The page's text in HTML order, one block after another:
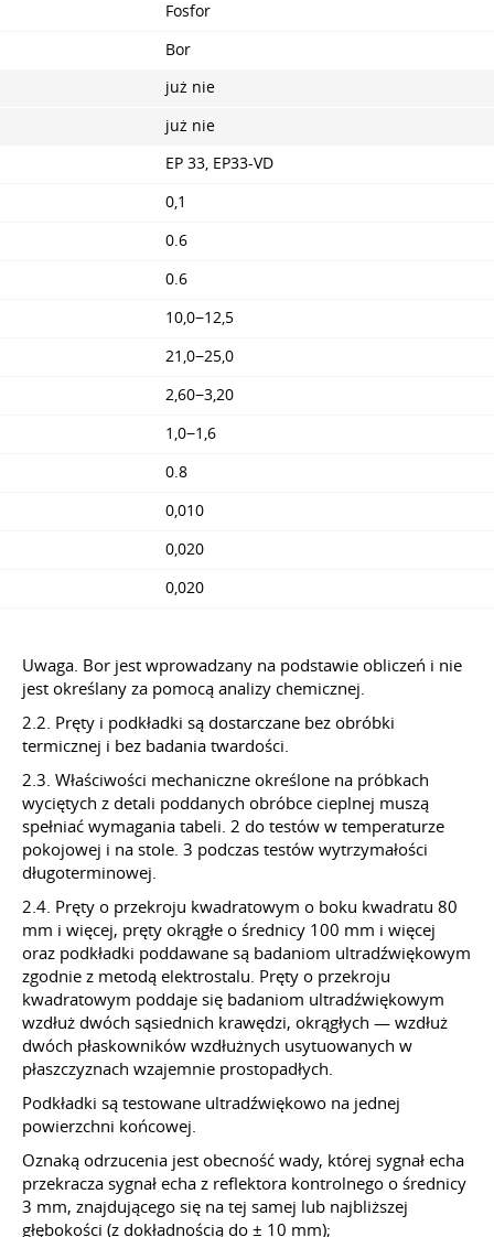
Fosfor
Bor
już nie
już nie
EP 33, EP33-VD
0,1
0.6
0.6
10,0−12,5
21,0−25,0
2,60−3,20
1,0−1,6
0.8
0,010
0,020
0,020
Uwaga. Bor jest wprowadzany na podstawie obliczeń i nie
jest określany za pomocą analizy chemicznej.
2.2. Pręty i podkładki są dostarczane bez obróbki
termicznej i bez badania twardości.
2.3. Właściwości mechaniczne określone na próbkach
wyciętych z detali poddanych obróbce cieplnej muszą
spełniać wymagania tabeli. 2 do testów w temperaturze
pokojowej i na stole. 3 podczas testów wytrzymałości
długoterminowej.
2.4. Pręty o przekroju kwadratowym o boku kwadratu 80
mm i więcej, pręty okrągłe o średnicy 100 mm i więcej
oraz podkładki poddawane są badaniom ultradźwiękowym
zgodnie z metodą elektrostalu. Pręty o przekroju
kwadratowym poddaje się badaniom ultradźwiękowym
wzdłuż dwóch sąsiednich krawędzi, okrągłych — wzdłuż
dwóch płaskowników wzdłużnych usytuowanych w
płaszczyznach wzajemnie prostopadłych.
Podkładki są testowane ultradźwiękowo na jednej
powierzchni końcowej.
Oznaką odrzucenia jest obecność wady, której sygnał echa
przekracza sygnał echa z reflektora kontrolnego o średnicy
3 mm, znajdującego się na tej samej lub najbliższej
głębokości (z dokładnością do ± 10 mm);